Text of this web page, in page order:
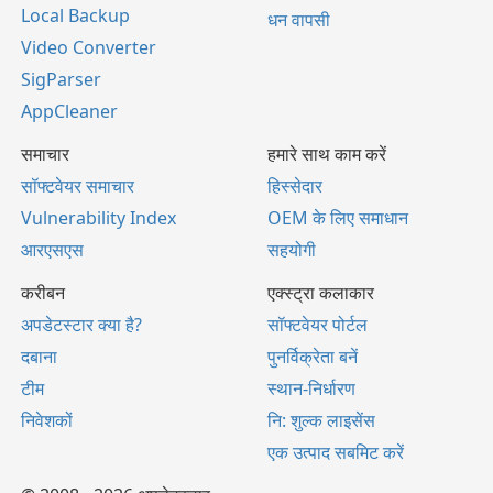
Local Backup
Video Converter
SigParser
AppCleaner
धन वापसी
समाचार
सॉफ्टवेयर समाचार
Vulnerability Index
आरएसएस
हमारे साथ काम करें
हिस्सेदार
OEM के लिए समाधान
सहयोगी
करीबन
अपडेटस्टार क्या है?
दबाना
टीम
निवेशकों
एक्स्ट्रा कलाकार
सॉफ्टवेयर पोर्टल
पुनर्विक्रेता बनें
स्थान-निर्धारण
नि: शुल्क लाइसेंस
एक उत्पाद सबमिट करें